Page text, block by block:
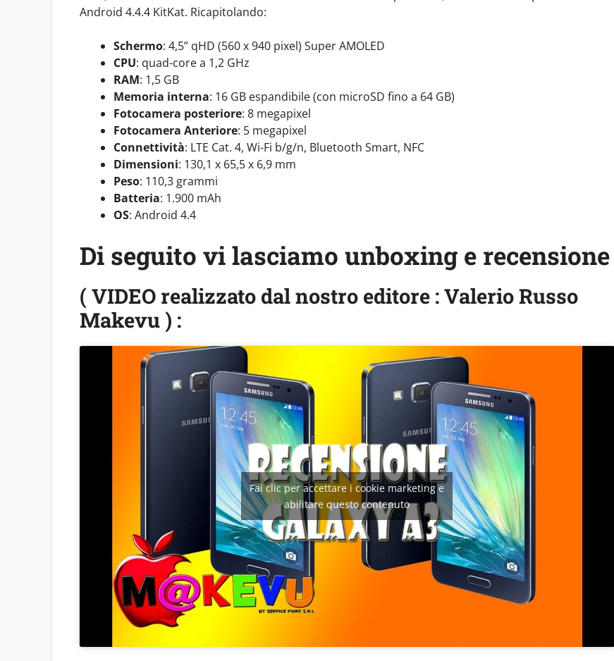
Android 4.4.4 KitKat. Ricapitolando:
Schermo: 4,5” qHD (560 x 940 pixel) Super AMOLED
CPU: quad-core a 1,2 GHz
RAM: 1,5 GB
Memoria interna: 16 GB espandibile (con microSD fino a 64 GB)
Fotocamera posteriore: 8 megapixel
Fotocamera Anteriore: 5 megapixel
Connettività: LTE Cat. 4, Wi-Fi b/g/n, Bluetooth Smart, NFC
Dimensioni: 130,1 x 65,5 x 6,9 mm
Peso: 110,3 grammi
Batteria: 1.900 mAh
OS: Android 4.4
Di seguito vi lasciamo unboxing e recensione
( VIDEO realizzato dal nostro editore : Valerio Russo
Makevu ) :
Fai clic per accettare i cookie marketing e
abilitare questo contenuto